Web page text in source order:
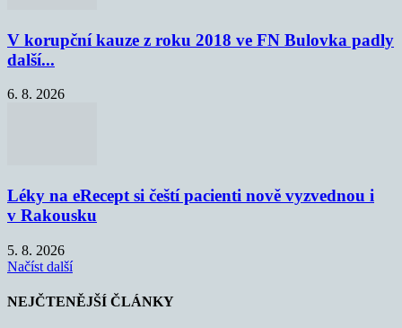
V korupční kauze z roku 2018 ve FN Bulovka padly
další...
6. 8. 2026
Léky na eRecept si čeští pacienti nově vyzvednou i
v Rakousku
5. 8. 2026
Načíst další
NEJČTENĚJŠÍ ČLÁNKY